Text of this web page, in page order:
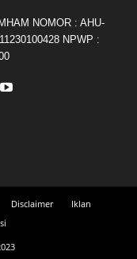
NOMOR : AHU-
NPWP :
Disclaimer
Iklan